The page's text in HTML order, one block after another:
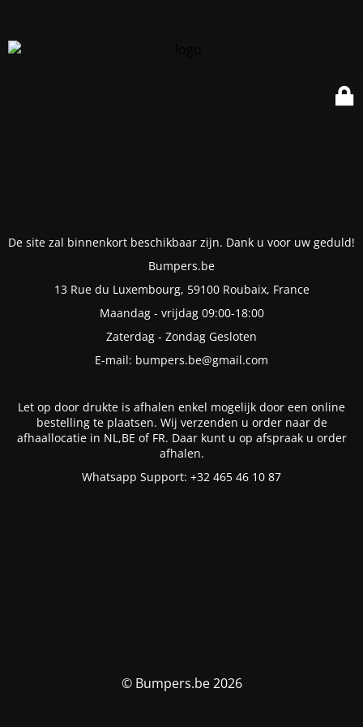
De site zal binnenkort beschikbaar zijn. Dank u voor uw geduld!
Bumpers.be
13 Rue du Luxembourg, 59100 Roubaix, France
Maandag - vrijdag 09:00-18:00
Zaterdag - Zondag Gesloten
E-mail: bumpers.be@gmail.com
Let op door drukte is afhalen enkel mogelijk door een online
bestelling te plaatsen. Wij verzenden u order naar de
afhaallocatie in NL,BE of FR. Daar kunt u op afspraak u order
afhalen.
Whatsapp Support: +32 465 46 10 87
© Bumpers.be 2026